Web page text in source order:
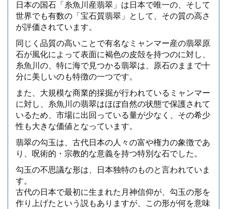
日本の国石「糸魚川産翡翠」は日本で唯一の、そして
世界でも有数の「宝石質翡翠」として、その質の高さ
が評価されています。
同じく品質の高いことで有名なミャンマー産の翡翠原
石が風化によって表面に褐色の皮殻を持つのに対し、
糸魚川の、特に海で見つかる翡翠は、原石のままで十
分に美しいのも特徴の一つです。
また、大規模な商業的採掘が行われているミャンマー
に対し、糸魚川の翡翠はほぼ自然の状態で保護されて
いるため、市場に出回っている量が少なく、その希少
性も大きな価値となっています。
翡翠の勾玉は、古代日本の人々の富や権力の象徴であ
り、呪術的・宗教的な意義を持つ特別な石でした。
勾玉の不思議な形は、日本独特のものと言われていま
す。
古代の日本で最初に生まれた月神信仰が、勾玉の形を
作り上げたという説もありますが、この形が何を意味